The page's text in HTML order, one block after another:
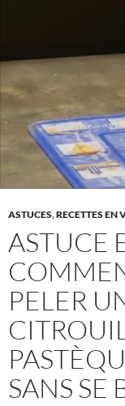
ASTUCES,RECETTES EN
ASTUCE
PELER
SANS SE